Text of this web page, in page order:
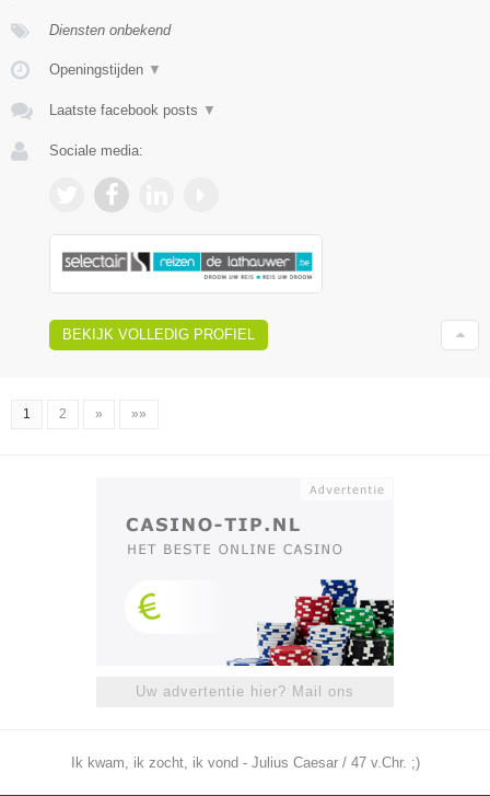
Diensten onbekend
Openingstijden ▼
Laatste facebook posts ▼
Sociale media:
BEKIJK VOLLEDIG PROFIEL
1 2 » »»
Uw advertentie hier? Mail ons
Ik kwam, ik zocht, ik vond - Julius Caesar / 47 v.Chr. ;)